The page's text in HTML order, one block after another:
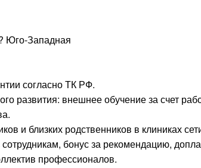
Юго-Западная
согласно ТК РФ.
развития: внешнее обучение за счет
и близких родственников в клиниках
бонус за рекомендацию,
профессионалов.